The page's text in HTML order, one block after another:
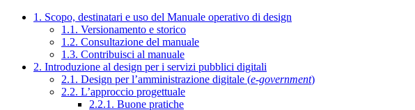
1. Scopo, destinatari e uso del Manuale operativo di design
1.1. Versionamento e storico
1.2. Consultazione del manuale
1.3. Contribuisci al manuale
2. Introduzione al design per i servizi pubblici digitali
2.1. Design per l’amministrazione digitale (e-government)
2.2. L’approccio progettuale
2.2.1. Buone pratiche